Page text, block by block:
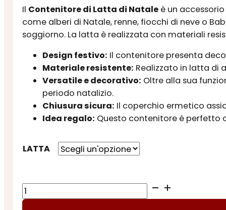
Il Contenitore di Latta di Natale è un
come alberi di Natale, renne, fiocchi di neve o
soggiorno. La latta è realizzata con materiali
Design festivo: Il contenitore presenta
Materiale resistente: Realizzato in latta di
Versatile e decorativo: Oltre alla sua
periodo natalizio.
Chiusura sicura: Il coperchio ermetico
Idea regalo: Questo contenitore è perfetto
LATTA
LATTA
PAESAGGI